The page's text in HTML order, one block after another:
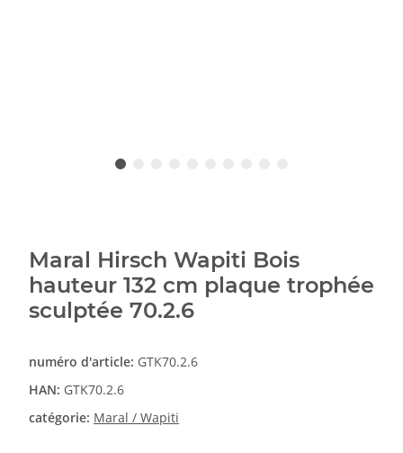
Maral Hirsch Wapiti Bois
hauteur 132 cm plaque trophée
sculptée 70.2.6
numéro d'article: GTK70.2.6
HAN: GTK70.2.6
catégorie: Maral / Wapiti